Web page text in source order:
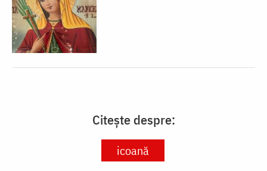
Citește despre:
icoană